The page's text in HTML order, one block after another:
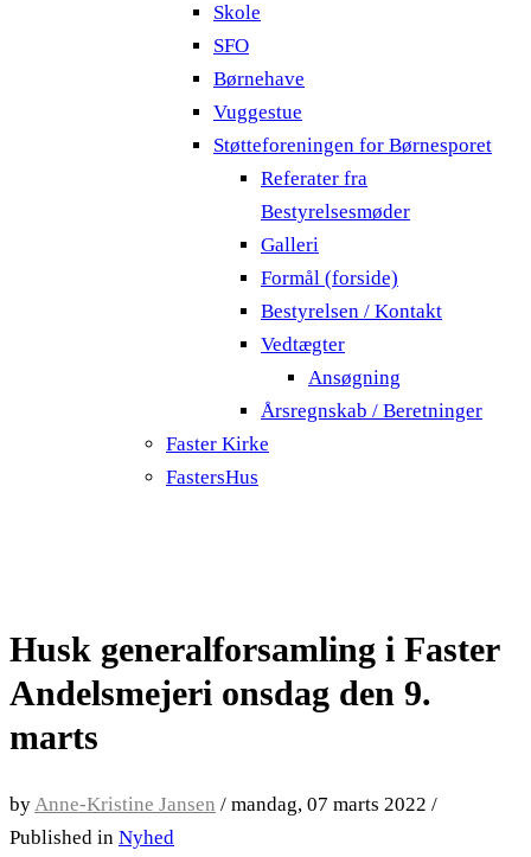
Skole
SFO
Børnehave
Vuggestue
Støtteforeningen for Børnesporet
Referater fra
Bestyrelsesmøder
Galleri
Formål (forside)
Bestyrelsen / Kontakt
Vedtægter
Ansøgning
Årsregnskab / Beretninger
Faster Kirke
FastersHus
Husk generalforsamling i Faster
Andelsmejeri onsdag den 9.
marts
by Anne-Kristine Jansen / mandag, 07 marts 2022 /
Published in Nyhed